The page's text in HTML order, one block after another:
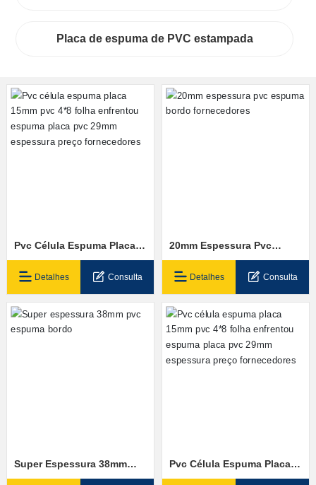
Placa de espuma de PVC estampada
Pvc Célula Espuma Placa
15mm Pvc 4*8 Folha
Enfrentou Espuma Placa
Preço Fornecedores
Detalhes Consulta
20mm Espessura Pvc
Espuma Bordo
Fornecedores
Detalhes Consulta
Super Espessura 38mm
Pvc Espuma Bordo
Pvc Célula Espuma Placa
15mm Pvc 4*8 Folha